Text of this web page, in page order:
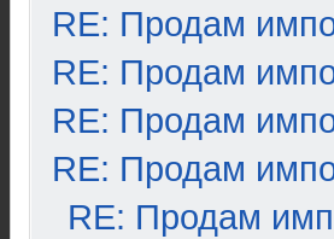
RE: Продам
RE: Продам
RE: Продам
RE: Продам
RE: Продам